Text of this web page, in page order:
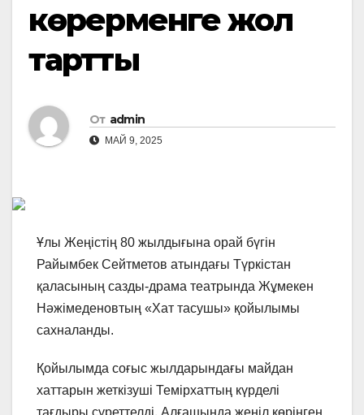
көрерменге жол
тартты
От admin
МАЙ 9, 2025
Ұлы Жеңістің 80 жылдығына орай бүгін
Райымбек Сейтметов атындағы Түркістан
қаласының сазды-драма театрында Жұмекен
Нәжімеденовтың «Хат тасушы» қойылымы
сахналанды.
Қойылымда соғыс жылдарындағы майдан
хаттарын жеткізуші Темірхаттың күрделі